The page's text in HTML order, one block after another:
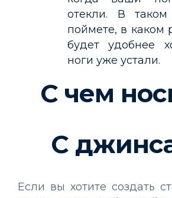
отекли. В
поймете, в каком
будет удобнее
ноги уже устали.
С чем
С
Если вы хотите создать